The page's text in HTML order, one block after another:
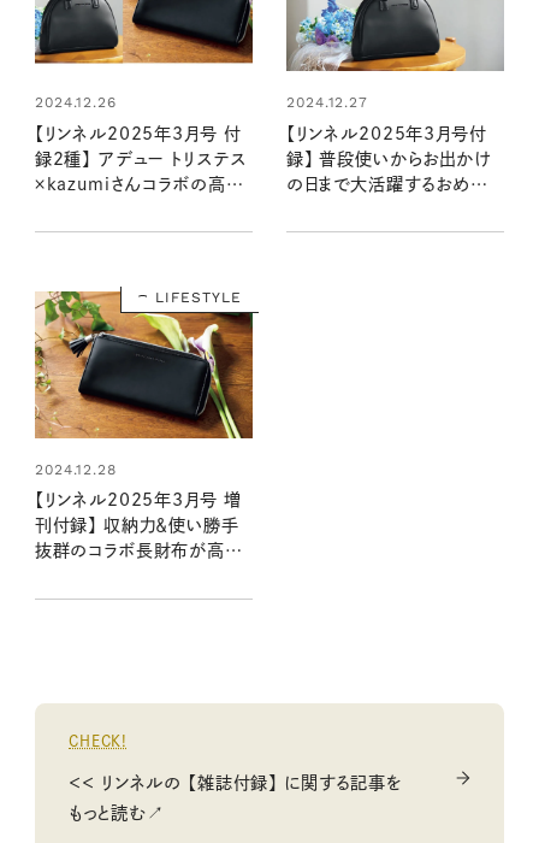
2024.12.26
【リンネル2025年3月号 付
録2種】 アデュー トリステス
×kazumiさんコラボの高級
（1/20発売リンネル2025
2024.12.27
【リンネル2025年3月号付
録】 普段使いからお出かけ
の日まで大活躍するおめかし
2025年3月号）
LIFESTYLE
2024.12.28
【リンネル2025年3月号 増
刊付録】 収納力＆使い勝手
抜群のコラボ長財布が高級
2025年3月号増刊）
CHECK!
＜＜ リンネルの 【雑誌付録】 に関する記事を
もっと読む↗